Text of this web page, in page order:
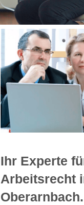
Ihr Experte
Arbeitsrecht
Oberarnbach.